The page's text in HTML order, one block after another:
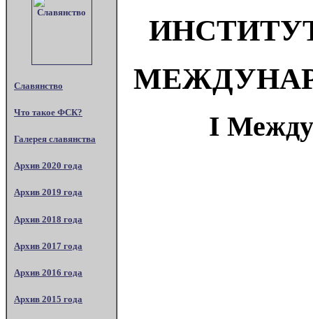
Славянство
Что такое ФСК?
Галерея славянства
Архив 2020 года
Архив 2019 года
Архив 2018 года
Архив 2017 года
Архив 2016 года
Архив 2015 года
I